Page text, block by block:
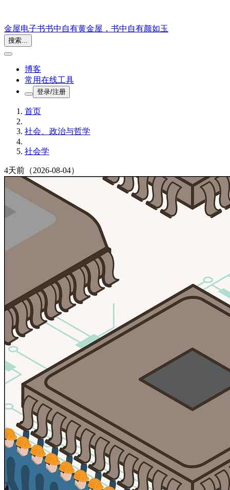
金屋电子书书中自有黄金屋，书中自有颜如玉
搜索...
博客
常用在线工具
登录/注册
首页
社会、政治与哲学
社会学
4天前 （2026-08-04）